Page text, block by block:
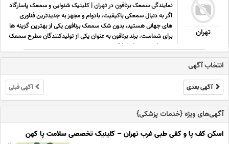
تهران
نمایندگی سمعک برنافون در تهران | کلینیک شنوایی و سمعک پاسارگاد
اگر به دنبال سمعکی باکیفیت، بادوام و مجهز به جدیدترین فناوری
های جهانی هستید، بدون شک سمعک برنافون یکی از بهترین گزینه ها
برای شماست. برند برنافون به عنوان یکی از تولیدکنندگان مطرح سمعک
در جهان، محصولاتی ارائه می دهد ... ...
انتخاب آگهی
آگهی بعدی آگهی قبلی
آگهی‌های ویژه {خدمات پزشکی}
اسکن کف پا و کفی طبی غرب تهران – کلینیک تخصصی سلامت پا کهن